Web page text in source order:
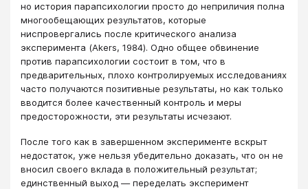
но история парапсихологии просто до неприличия полна
многообещающих результатов, которые
ниспровергались после критического анализа
эксперимента (Akers, 1984). Одно общее обвинение
против парапсихологии состоит в том, что в
предварительных, плохо контролируемых исследованиях
часто получаются позитивные результаты, но как только
вводится более качественный контроль и меры
предосторожности, эти результаты исчезают.
После того как в завершенном эксперименте вскрыт
недостаток, уже нельзя убедительно доказать, что он не
вносил своего вклада в положительный результат;
единственный выход — переделать эксперимент